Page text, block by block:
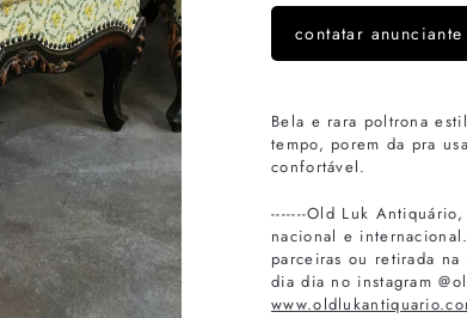
contatar anunciante
Bela e rara poltrona
tempo, porem da pra
confortável.
-------Old Luk
nacional e
parceiras ou retirada
dia dia no instagram